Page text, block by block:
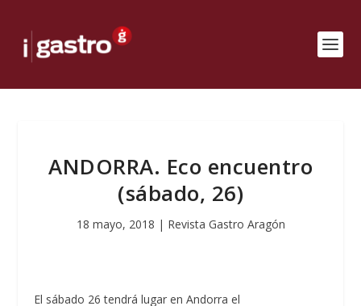
ANDORRA. Eco encuentro
(sábado, 26)
18 mayo, 2018 | Revista Gastro Aragón
El sábado 26 tendrá lugar en Andorra el